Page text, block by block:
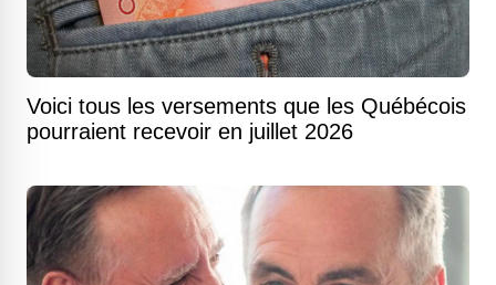
Voici tous les versements que les Québécois
pourraient recevoir en juillet 2026